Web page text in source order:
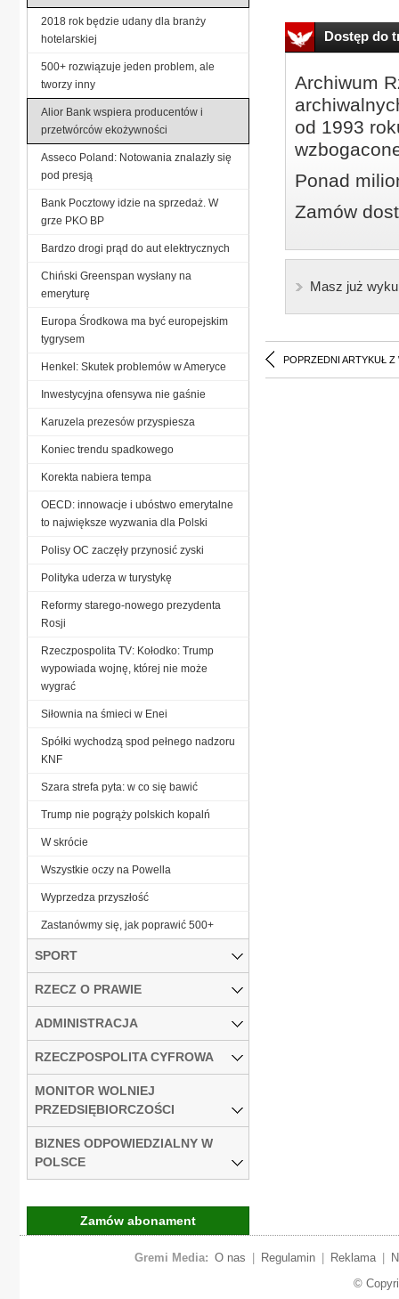
Dostęp do
Archiwum
od 1993
Ponad
Zamów
Masz już
POPRZEDNI ARTYKUŁ Z
2018 rok będzie udany dla branży
hotelarskiej
500+ rozwiązuje jeden problem, ale
tworzy inny
Alior Bank wspiera producentów i
przetwórców ekożywności
Asseco Poland: Notowania znalazły się
pod presją
Bank Pocztowy idzie na sprzedaż. W
grze PKO BP
Bardzo drogi prąd do aut elektrycznych
Chiński Greenspan wysłany na
emeryturę
Europa Środkowa ma być europejskim
tygrysem
Henkel: Skutek problemów w Ameryce
Inwestycyjna ofensywa nie gaśnie
Karuzela prezesów przyspiesza
Koniec trendu spadkowego
Korekta nabiera tempa
OECD: innowacje i ubóstwo emerytalne
to największe wyzwania dla Polski
Polisy OC zaczęły przynosić zyski
Polityka uderza w turystykę
Reformy starego-nowego prezydenta
Rosji
Rzeczpospolita TV: Kołodko: Trump
wypowiada wojnę, której nie może
wygrać
Siłownia na śmieci w Enei
Spółki wychodzą spod pełnego nadzoru
KNF
Szara strefa pyta: w co się bawić
Trump nie pogrąży polskich kopalń
W skrócie
Wszystkie oczy na Powella
Wyprzedza przyszłość
Zastanówmy się, jak poprawić 500+
SPORT
RZECZ O PRAWIE
ADMINISTRACJA
RZECZPOSPOLITA CYFROWA
MONITOR WOLNIEJ
PRZEDSIĘBIORCZOŚCI
BIZNES ODPOWIEDZIALNY W
POLSCE
Zamów abonament
Gremi Media: O nas Regulamin Reklama
©